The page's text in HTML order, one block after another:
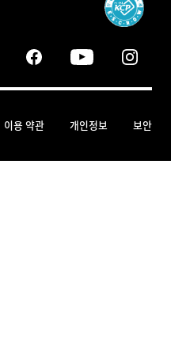
이용 약관 개인정보 보안